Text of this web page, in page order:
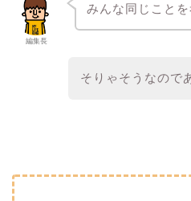
編集長
みんな同じこと
そりゃそうなので